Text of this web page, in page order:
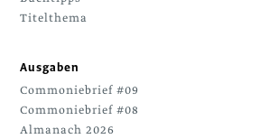
Titelthema
Ausgaben
Commoniebrief #09
Commoniebrief #08
Almanach 2026